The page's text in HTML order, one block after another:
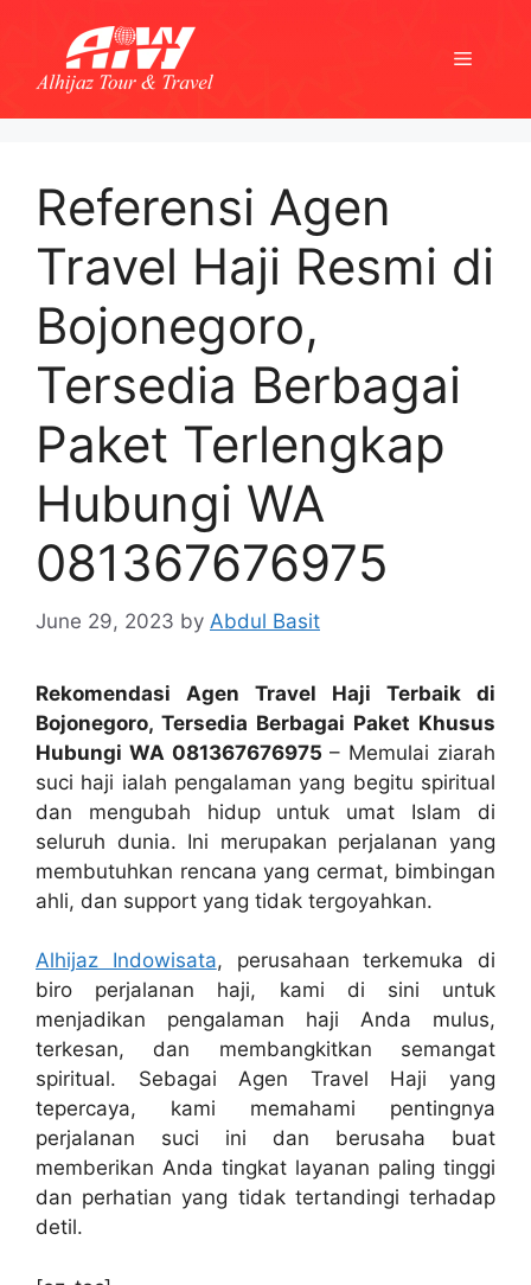
content
Menu
Referensi Agen
Travel Haji Resmi di
Bojonegoro,
Tersedia Berbagai
Paket Terlengkap
Hubungi WA
081367676975
June 29, 2023 by Abdul Basit
Rekomendasi Agen Travel Haji Terbaik di
Bojonegoro, Tersedia Berbagai Paket Khusus
Hubungi WA 081367676975 – Memulai ziarah
suci haji ialah pengalaman yang begitu spiritual
dan mengubah hidup untuk umat Islam di
seluruh dunia. Ini merupakan perjalanan yang
membutuhkan rencana yang cermat, bimbingan
ahli, dan support yang tidak tergoyahkan.
Alhijaz Indowisata, perusahaan terkemuka di
biro perjalanan haji, kami di sini untuk
menjadikan pengalaman haji Anda mulus,
terkesan, dan membangkitkan semangat
spiritual. Sebagai Agen Travel Haji yang
tepercaya, kami memahami pentingnya
perjalanan suci ini dan berusaha buat
memberikan Anda tingkat layanan paling tinggi
dan perhatian yang tidak tertandingi terhadap
detil.